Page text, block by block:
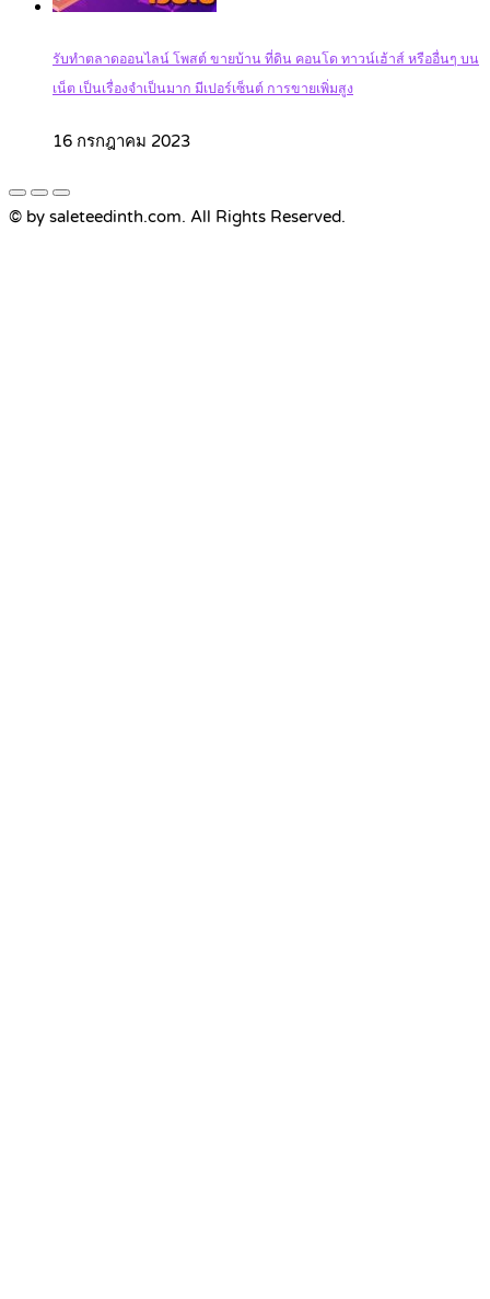
รับทำตลาดออนไลน์ โพสต์ ขายบ้าน ที่ดิน คอนโด ทาวน์เฮ้าส์ หรืออื่นๆ บน
เน็ต เป็นเรื่องจำเป็นมาก มีเปอร์เซ็นต์ การขายเพิ่มสูง
16 กรกฎาคม 2023
© by saleteedinth.com. All Rights Reserved.